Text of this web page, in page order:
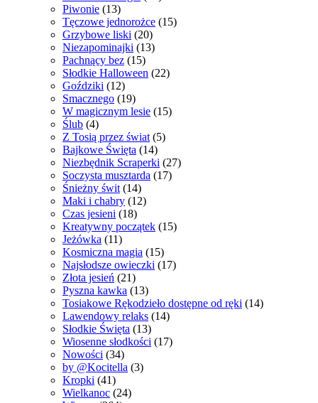
Piwonie (13)
Tęczowe jednorożce (15)
Grzybowe liski (20)
Niezapominajki (13)
Pachnący bez (15)
Słodkie Halloween (22)
Goździki (12)
Smacznego (19)
W magicznym lesie (15)
Ślub (4)
Z Tosią przez świat (5)
Bajkowe Święta (14)
Niezbędnik Scraperki (27)
Soczysta musztarda (17)
Śnieżny świt (14)
Maki i chabry (12)
Czas jesieni (18)
Kreatywny początek (15)
Jeżówka (11)
Kosmiczna magia (15)
Najsłodsze owieczki (17)
Złota jesień (21)
Pyszna kawka (13)
Tosiakowe Rękodzieło dostępne od ręki (14)
Lawendowy relaks (14)
Słodkie Święta (13)
Wiosenne słodkości (17)
Nowości (34)
by @Kocitella (3)
Kropki (41)
Wielkanoc (24)